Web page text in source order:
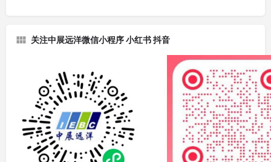
关注中展远洋微信小程序 小红书 抖音